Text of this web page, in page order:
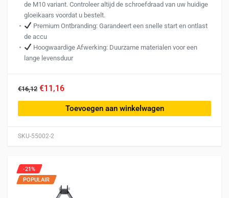
SKU-55002-2
de M10 variant. Controleer altijd de schroefdraad van uw huidige
gloeikaars voordat u bestelt.
Premium Ontbranding: Garandeert een snelle start en ontlast
de accu
Hoogwaardige Afwerking: Duurzame materialen voor een
lange levensduur
€16,12 €11,16
Toevoegen aan winkelwagen
-21%
POPULAIR